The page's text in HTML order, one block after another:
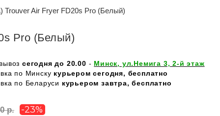
Trouver Air Fryer FD20s Pro (Белый)
Pro (Белый)
сегодня до 20.00 - Минск, ул.Немига 3, 2-й этаж
по Минску курьером сегодня, бесплатно
по Беларуси курьером завтра, бесплатно
р. -23%